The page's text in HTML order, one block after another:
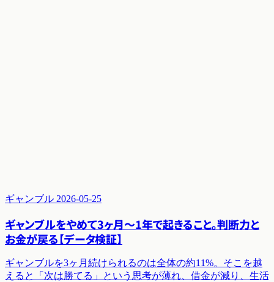
ギャンブル 2026-05-25
ギャンブルをやめて3ヶ月〜1年で起きること。判断力と
お金が戻る【データ検証】
ギャンブルを3ヶ月続けられるのは全体の約11%。そこを越
えると「次は勝てる」という思考が薄れ、借金が減り、生活